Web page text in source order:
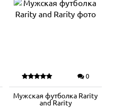
0
Мужская футболка Rarity
and Rarity